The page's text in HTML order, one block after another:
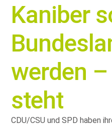
Kaniber
werden
steht
CDU/CSU und SPD haben